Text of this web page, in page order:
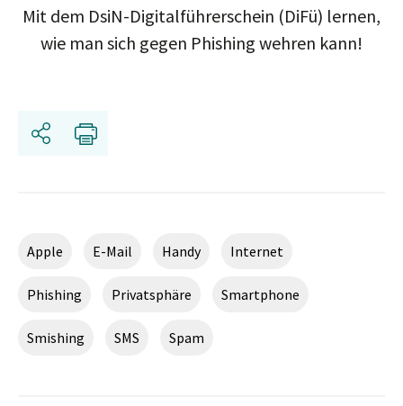
Mit dem DsiN-Digitalführerschein (DiFü) lernen,
wie man sich gegen Phishing wehren kann!
Teilen
Apple E-Mail Handy Internet
Phishing Privatsphäre Smartphone
Smishing SMS Spam